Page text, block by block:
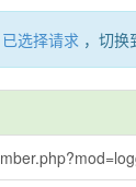
已选择请求，切换